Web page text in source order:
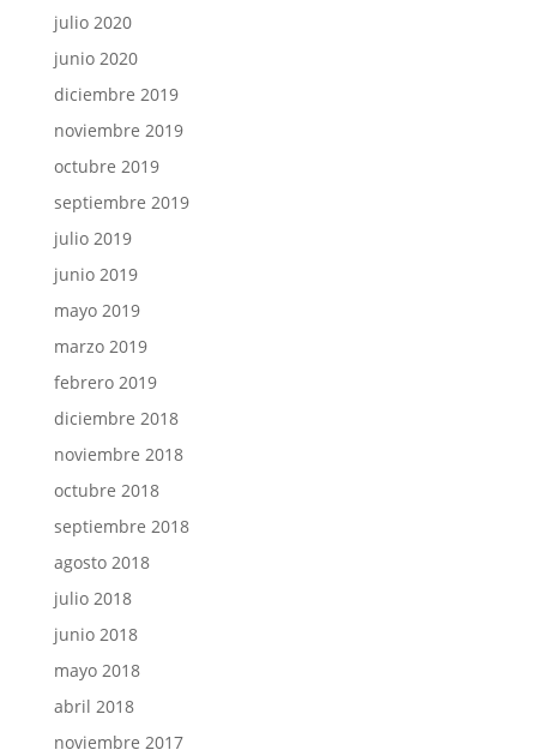
julio 2020
junio 2020
diciembre 2019
noviembre 2019
octubre 2019
septiembre 2019
julio 2019
junio 2019
mayo 2019
marzo 2019
febrero 2019
diciembre 2018
noviembre 2018
octubre 2018
septiembre 2018
agosto 2018
julio 2018
junio 2018
mayo 2018
abril 2018
noviembre 2017